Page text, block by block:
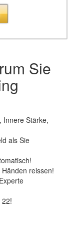
Sie
Innere Stärke,
als Sie
reissen!